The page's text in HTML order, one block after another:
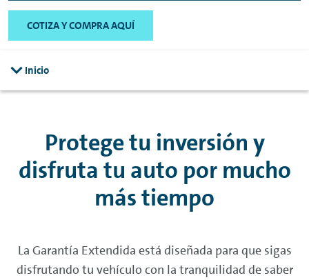
COTIZA Y COMPRA AQUÍ
Inicio
Protege tu inversión y
disfruta tu auto por mucho
más tiempo
La Garantía Extendida está diseñada para que sigas
disfrutando tu vehículo con la tranquilidad de saber